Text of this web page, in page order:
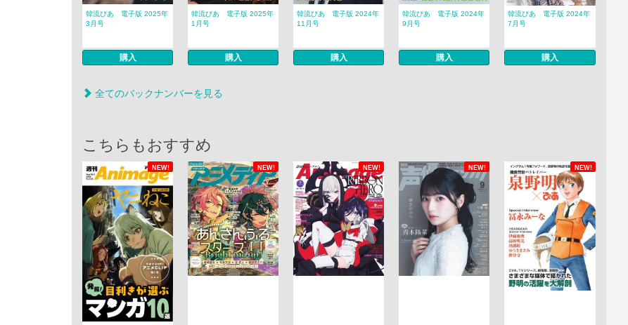
韓流ぴあ 電子版 2025年
3月号
購入
韓流ぴあ 電子版 2025年
1月号
購入
韓流ぴあ 電子版 2024年
11月号
購入
韓流ぴあ 電子版 2024年
9月号
購入
韓流ぴあ 電子版 2024年
7月号
購入
全てのバックナンバーを見る
こちらもおすすめ
NEW! NEW! NEW! NEW! NEW!